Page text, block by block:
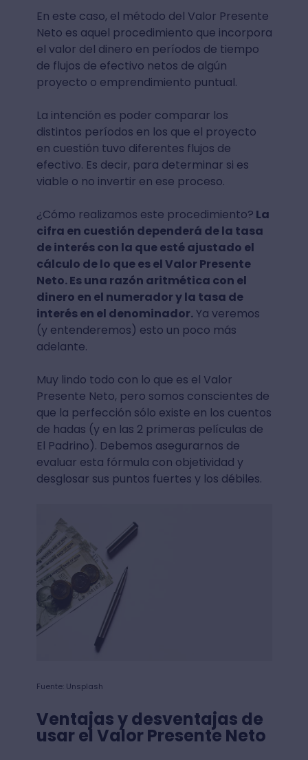
En este caso, el método del Valor Presente
Neto es aquel procedimiento que incorpora
el valor del dinero en períodos de tiempo
de flujos de efectivo netos de algún
proyecto o emprendimiento puntual.
La intención es poder comparar los
distintos períodos en los que el proyecto
en cuestión tuvo diferentes flujos de
efectivo. Es decir, para determinar si es
viable o no invertir en ese proceso.
¿Cómo realizamos este procedimiento? La
cifra en cuestión dependerá de la tasa
de interés con la que esté ajustado el
cálculo de lo que es el Valor Presente
Neto. Es una razón aritmética con el
dinero en el numerador y la tasa de
interés en el denominador.Ya veremos
(y entenderemos) esto un poco más
adelante.
Muy lindo todo con lo que es el Valor
Presente Neto, pero somos conscientes de
que la perfección sólo existe en los cuentos
de hadas (y en las 2 primeras películas de
El Padrino). Debemos asegurarnos de
evaluar esta fórmula con objetividad y
desglosar sus puntos fuertes y los débiles.
Fuente: Unsplash
Ventajas y desventajas de
usar el Valor Presente Neto